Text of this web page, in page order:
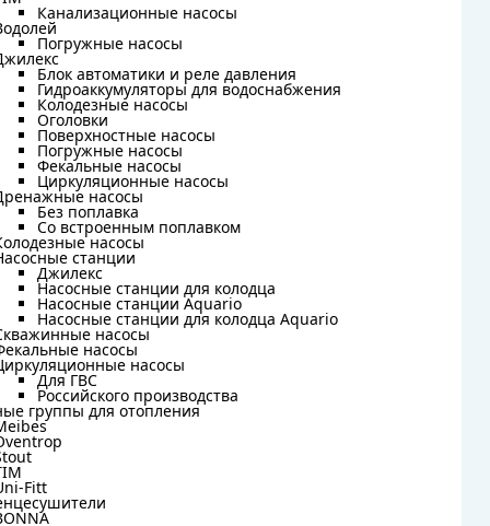
Канализационные насосы
Погружные насосы
Блок автоматики и реле давления
Гидроаккумуляторы для водоснабжения
Колодезные насосы
Оголовки
Поверхностные насосы
Погружные насосы
Фекальные насосы
Циркуляционные насосы
насосы
Без поплавка
Со встроенным поплавком
насосы
станции
Джилекс
Насосные станции для колодца
Насосные станции Aquario
Насосные станции для колодца Aquario
насосы
насосы
насосы
Для ГВС
Российского производства
группы для отопления
Fitt
Канализационные насосы
Погружные насосы
Блок автоматики и реле давления
Гидроаккумуляторы для водоснабжения
Колодезные насосы
Оголовки
Поверхностные насосы
Погружные насосы
Фекальные насосы
Циркуляционные насосы
насосы
Без поплавка
Со встроенным поплавком
насосы
станции
Джилекс
Насосные станции для колодца
Насосные станции Aquario
Насосные станции для колодца Aquario
насосы
насосы
насосы
Для ГВС
Российского производства
группы для отопления
Fitt